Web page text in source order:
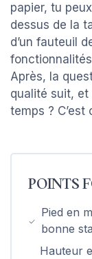
papier, tu
dessus de la
d’un fauteuil
Après, la
qualité suit,
temps ? C’est
POINTS
Pied en
bonne
Hauteur